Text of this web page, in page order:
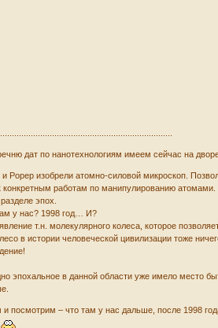
дат по нанотехнологиям имеем сейчас на
Рорер изобрели атомно-силовой микроскоп.
работам по манипулированию атомами.
эпох.
у нас? 1998 год… И?
т.н. молекулярного колеса, которое
в истории человеческой цивилизации тоже
эпохальное в данной области уже имело место
посмотрим – что там у нас дальше, после 1998